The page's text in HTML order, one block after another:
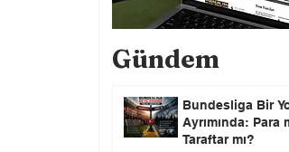
Gündem
Bundesliga Bir
Ayrımında: Para
Taraftar mı?